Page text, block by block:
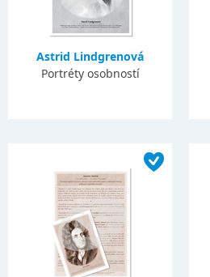
Astrid Lindgrenová
Portréty osobností